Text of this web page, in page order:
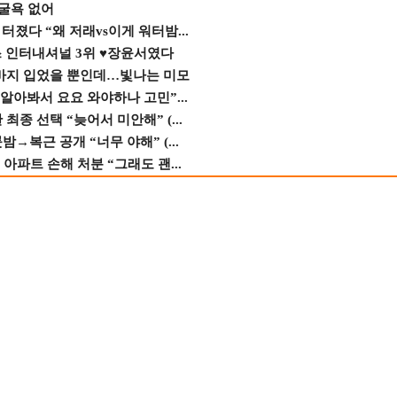
욕 없어
졌다 “왜 저래vs이게 워터밤...
인터내셔널 3위 ♥장윤서였다
지 입었을 뿐인데…빛나는 미모
아봐서 요요 와야하나 고민”...
종 선택 “늦어서 미안해” (...
→복근 공개 “너무 야해” (...
파트 손해 처분 “그래도 괜...